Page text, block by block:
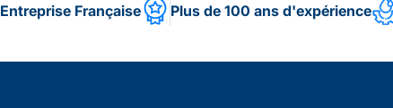
Entreprise Française Plus de 100 ans d'expérience